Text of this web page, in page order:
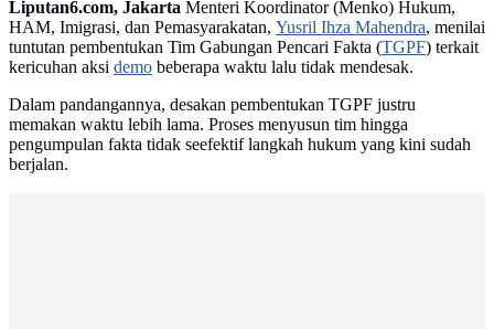
Liputan6.com, Jakarta Menteri Koordinator (Menko) Hukum,
HAM, Imigrasi, dan Pemasyarakatan, Yusril Ihza Mahendra, menilai
tuntutan pembentukan Tim Gabungan Pencari Fakta (TGPF) terkait
kericuhan aksi demo beberapa waktu lalu tidak mendesak.
Dalam pandangannya, desakan pembentukan TGPF justru
memakan waktu lebih lama. Proses menyusun tim hingga
pengumpulan fakta tidak seefektif langkah hukum yang kini sudah
berjalan.